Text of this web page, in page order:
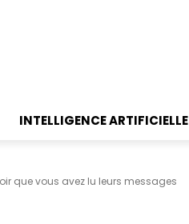
INTELLIGENCE ARTIFICIELLE
que vous avez lu leurs messages